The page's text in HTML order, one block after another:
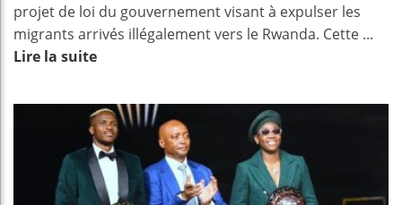
projet de loi du gouvernement visant à expulser les
migrants arrivés illégalement vers le Rwanda. Cette ...
Lire la suite